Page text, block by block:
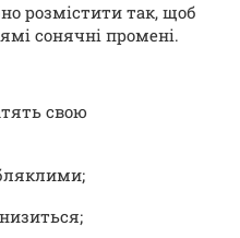
розмістити так, щоб
сонячні промені.
свою